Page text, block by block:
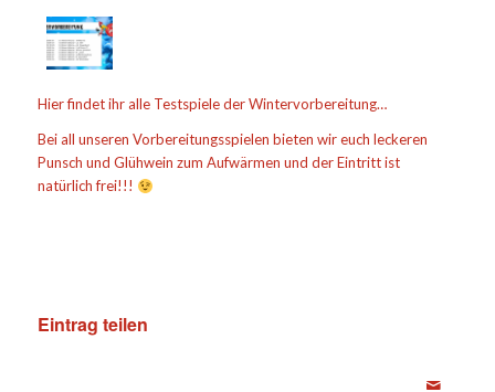
Hier findet ihr alle Testspiele der Wintervorbereitung…
Bei all unseren Vorbereitungsspielen bieten wir euch leckeren
Punsch und Glühwein zum Aufwärmen und der Eintritt ist
natürlich frei!!!
Eintrag teilen